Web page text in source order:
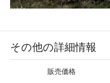
その他の詳細情報
販売価格